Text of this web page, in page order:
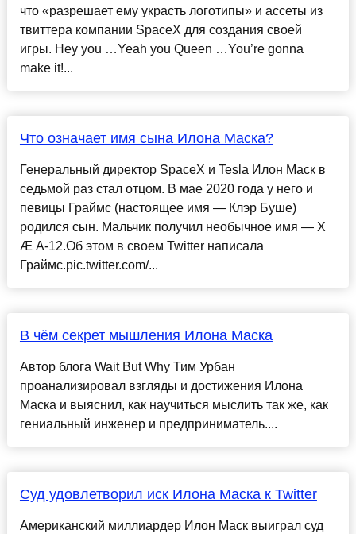
что «разрешает ему украсть логотипы» и ассеты из
твиттера компании SpaceX для создания своей
игры. Hey you …Yeah you Queen …You’re gonna
make it!...
Что означает имя сына Илона Маска?
Генеральный директор SpaceX и Tesla Илон Маск в
седьмой раз стал отцом. В мае 2020 года у него и
певицы Граймс (настоящее имя — Клэр Буше)
родился сын. Мальчик получил необычное имя — X
Æ A-12.Об этом в своем Twitter написала
Граймс.pic.twitter.com/...
В чём секрет мышления Илона Маска
Автор блога Wait But Why Тим Урбан
проанализировал взгляды и достижения Илона
Маска и выяснил, как научиться мыслить так же, как
гениальный инженер и предприниматель....
Суд удовлетворил иск Илона Маска к Twitter
Американский миллиардер Илон Маск выиграл суд